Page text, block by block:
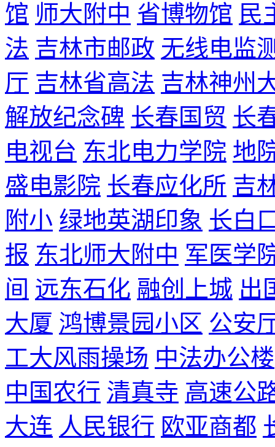
馆 师大附中 省博物馆 民
法 吉林市邮政 无线电监
厅 吉林省高法 吉林神州
解放纪念碑 长春国贸 长
电视台 东北电力学院 地
盛电影院 长春应化所 吉
附小 绿地英湖印象 长白
报 东北师大附中 军医学
间 远东石化 融创上城 出
大厦 鸿博景园小区 公安
工大风雨操场 中法办公楼
中国农行 清真寺 高速公
大连 人民银行 欧亚商都